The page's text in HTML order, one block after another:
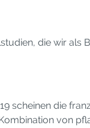
die wir als
scheinen die
von